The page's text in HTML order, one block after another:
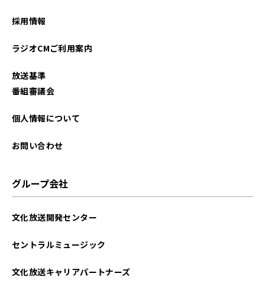
採用情報
ラジオCMご利用案内
放送基準
番組審議会
個人情報について
お問い合わせ
グループ会社
文化放送開発センター
セントラルミュージック
文化放送キャリアパートナーズ